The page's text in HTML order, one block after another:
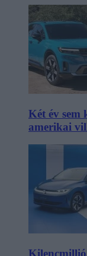
Két év
amerikai